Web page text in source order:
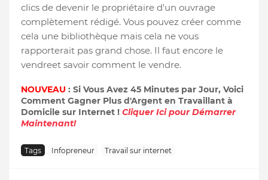
clics de devenir le propriétaire d'un ouvrage
complètement rédigé. Vous pouvez créer comme
cela une bibliothèque mais cela ne vous
rapporterait pas grand chose. Il faut encore le
vendreet savoir comment le vendre.
NOUVEAU : Si Vous Avez 45 Minutes par Jour, Voici
Comment Gagner Plus d'Argent en Travaillant à
Domicile sur Internet ! Cliquer Ici pour Démarrer
Maintenant!
Tags Infopreneur Travail sur internet